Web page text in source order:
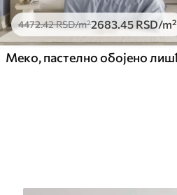
4472.42RSD/m²2683.45 RSD/m²